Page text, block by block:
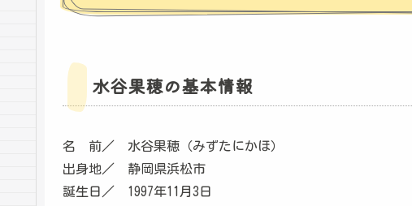
水谷果穂の基本情報
名 前／ 水谷果穂（みずたにかほ）
出身地／ 静岡県浜松市
誕生日／ 1997年11月3日